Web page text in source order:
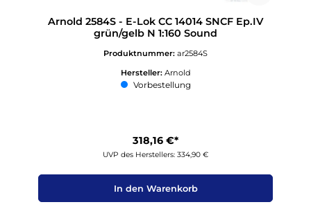
Arnold 2584S - E-Lok CC 14014 SNCF Ep.IV
grün/gelb N 1:160 Sound
Produktnummer: ar2584S
Hersteller: Arnold
Vorbestellung
318,16 €*
UVP des Herstellers: 334,90 €
In den Warenkorb